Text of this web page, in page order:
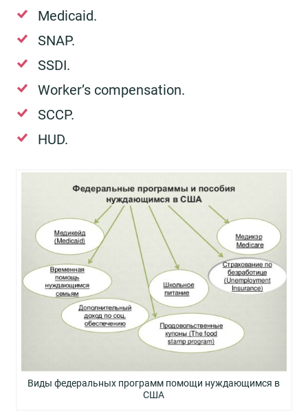
Medicaid.
SNAP.
SSDI.
Worker’s compensation.
SCCP.
HUD.
Виды федеральных программ помощи нуждающимся в
США